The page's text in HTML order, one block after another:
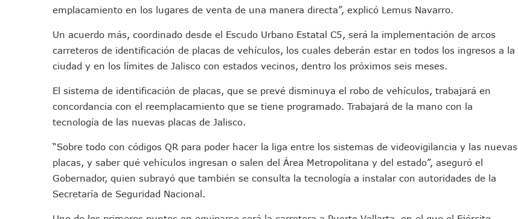
Tráfico Aéreo Cae En Puerto Vallarta Durante El 2026; Guadalajara Crece
Mediante Asambleas Informativas Juan Carlos Castro Fortalece Labores De La 4T
IMSS Rehabilitará Infraestructura De La UMF No. 170 En Puerto Vallarta
Puerto Vallarta Se Suma A Simulacro Estatal Por Bloqueos Carreteros
Retiran Cacharros De 30 Puntos En Colonias De Puerto Vallarta
Movimiento Ciudadano Capacita A Su Estructura Territorial En Vallarta Rumbo Al 2027
Hospital Civil De La Costa Inicia Su Construcción En Puerto Vallarta
Fechas Y Sedes De Las Jornadas De Adopción De Perros En Puerto Vallarta
Accidente Fatal En La Autopista Guadalajara–Tepic Deja Entre 16 Y 18 Occisos
Ra Aguilar Fortalece La Transformación Desde Las Asambleas Informativas
Aparecen Vivos Los Tres Estudiantes Desaparecidos De Guadalajara
emplacamiento en los lugares de venta de una manera directa”, explicó Lemus Navarro.
Un acuerdo más, coordinado desde el Escudo Urbano Estatal C5, será la implementación de arcos
carreteros de identificación de placas de vehículos, los cuales deberán estar en todos los ingresos a la
ciudad y en los límites de Jalisco con estados vecinos, dentro los próximos seis meses.
El sistema de identificación de placas, que se prevé disminuya el robo de vehículos, trabajará en
concordancia con el reemplacamiento que se tiene programado. Trabajará de la mano con la
tecnología de las nuevas placas de Jalisco.
“Sobre todo con códigos QR para poder hacer la liga entre los sistemas de videovigilancia y las nuevas
placas, y saber qué vehículos ingresan o salen del Área Metropolitana y del estado”, aseguró el
Gobernador, quien subrayó que también se consulta la tecnología a instalar con autoridades de la
Secretaría de Seguridad Nacional.